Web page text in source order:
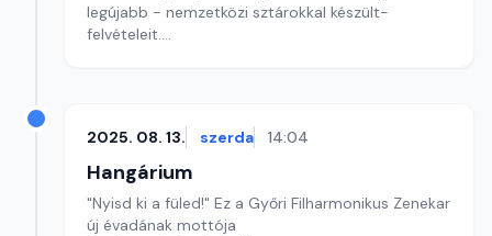
legújabb - nemzetközi sztárokkal készült-
felvételeit.
2025. 08. 13. szerda 14:04
Hangárium
"Nyisd ki a füled!" Ez a Győri Filharmonikus Zenekar
új évadának mottója